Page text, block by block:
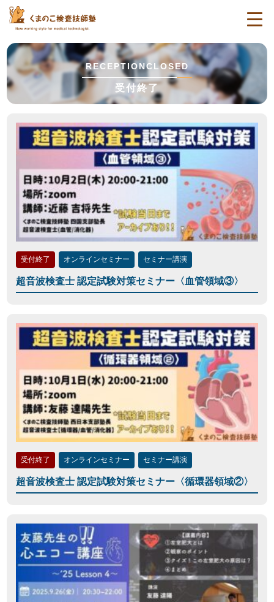
RECEPTIONCLOSED
受付終了
受付終了 オンラインセミナー セミナー講演
超音波検査士 認定試験対策セミナー〈血管領域③〉
受付終了 オンラインセミナー セミナー講演
超音波検査士 認定試験対策セミナー〈循環器領域②〉